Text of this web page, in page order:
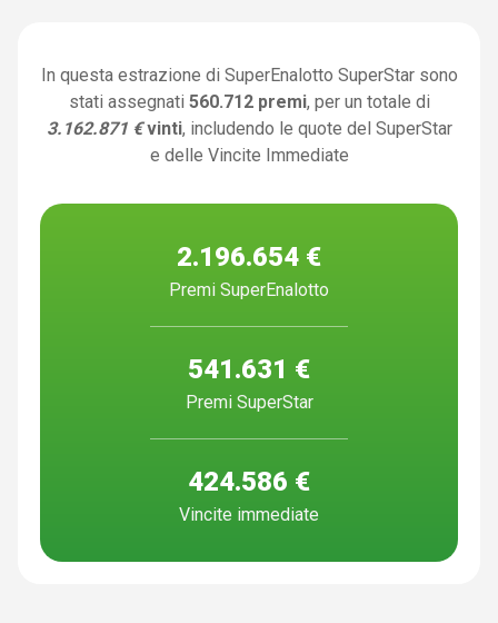
In questa estrazione di SuperEnalotto SuperStar sono
stati assegnati 560.712 premi, per un totale di
3.162.871 € vinti, includendo le quote del SuperStar
e delle Vincite Immediate
2.196.654 €
Premi SuperEnalotto
541.631 €
Premi SuperStar
424.586 €
Vincite immediate